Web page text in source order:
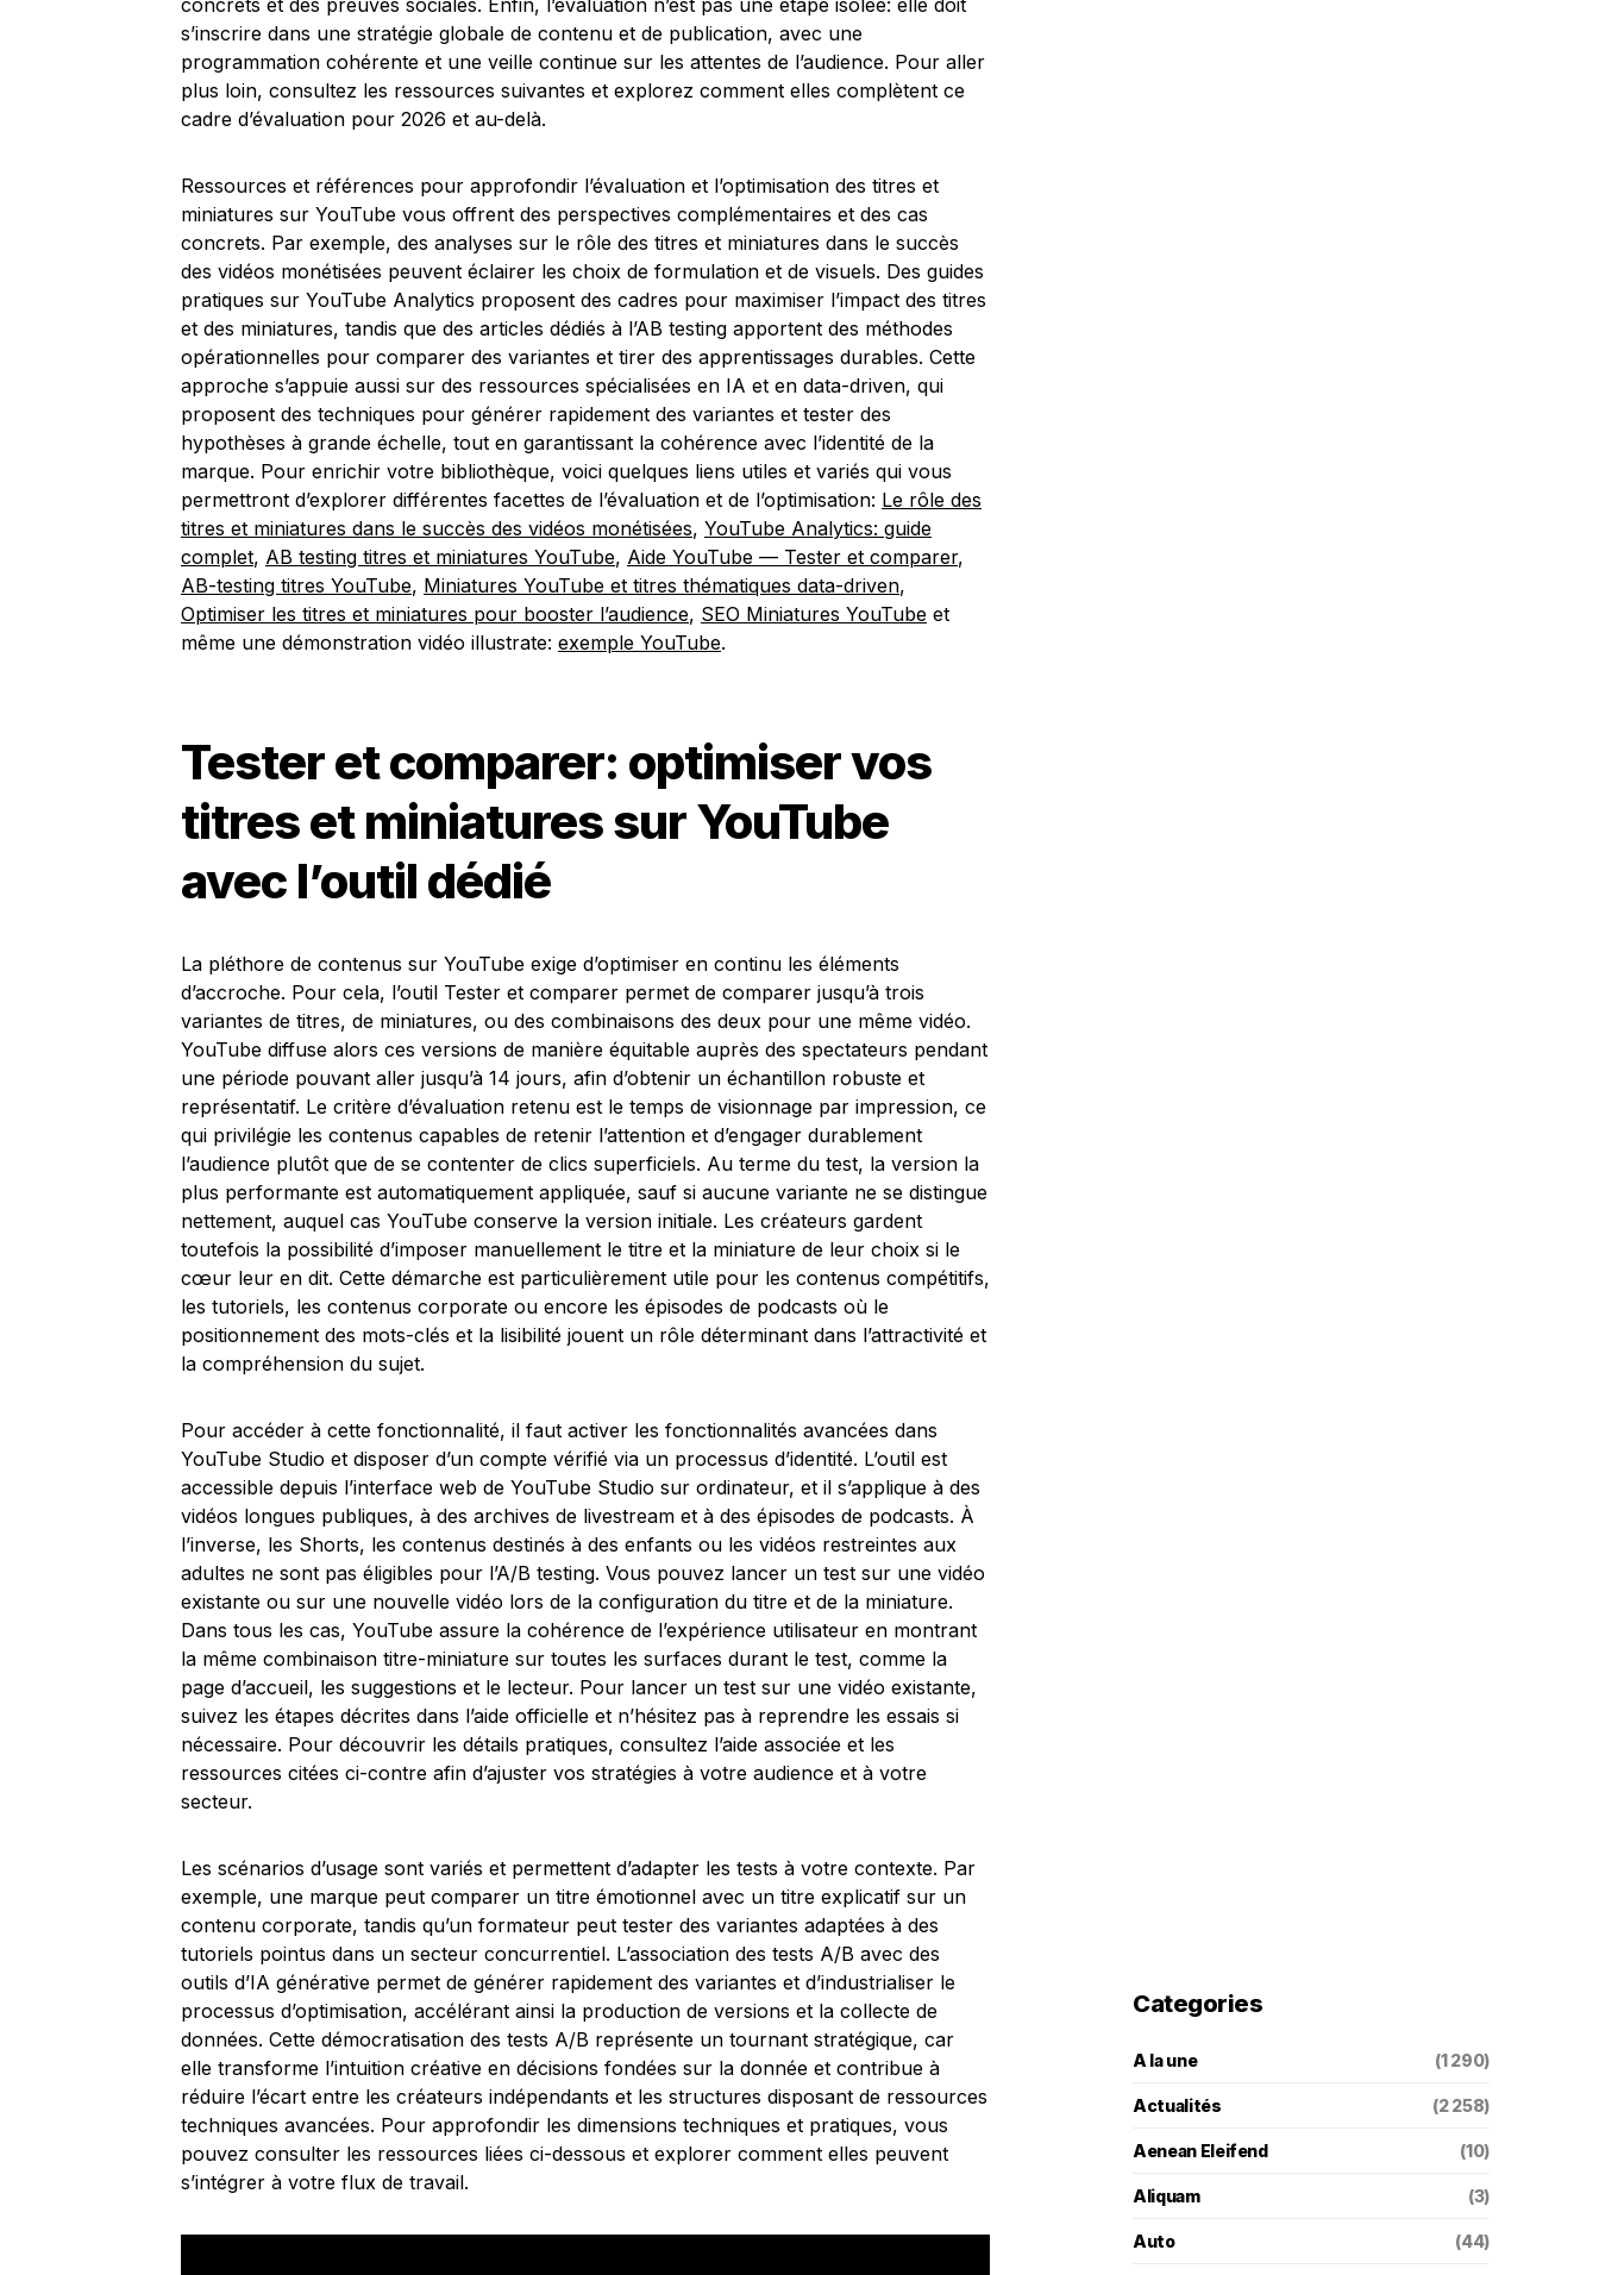
concrets et des preuves sociales. Enfin, l’évaluation n’est pas une étape isolée: elle doit
s’inscrire dans une stratégie globale de contenu et de publication, avec une
programmation cohérente et une veille continue sur les attentes de l’audience. Pour aller
plus loin, consultez les ressources suivantes et explorez comment elles complètent ce
cadre d’évaluation pour 2026 et au-delà.
Ressources et références pour approfondir l’évaluation et l’optimisation des titres et
miniatures sur YouTube vous offrent des perspectives complémentaires et des cas
concrets. Par exemple, des analyses sur le rôle des titres et miniatures dans le succès
des vidéos monétisées peuvent éclairer les choix de formulation et de visuels. Des guides
pratiques sur YouTube Analytics proposent des cadres pour maximiser l’impact des titres
et des miniatures, tandis que des articles dédiés à l’AB testing apportent des méthodes
opérationnelles pour comparer des variantes et tirer des apprentissages durables. Cette
approche s’appuie aussi sur des ressources spécialisées en IA et en data-driven, qui
proposent des techniques pour générer rapidement des variantes et tester des
hypothèses à grande échelle, tout en garantissant la cohérence avec l’identité de la
marque. Pour enrichir votre bibliothèque, voici quelques liens utiles et variés qui vous
permettront d’explorer différentes facettes de l’évaluation et de l’optimisation: Le rôle des
titres et miniatures dans le succès des vidéos monétisées, YouTube Analytics: guide
complet, AB testing titres et miniatures YouTube, Aide YouTube — Tester et comparer,
AB-testing titres YouTube, Miniatures YouTube et titres thématiques data-driven,
Optimiser les titres et miniatures pour booster l’audience, SEO Miniatures YouTube et
même une démonstration vidéo illustrate: exemple YouTube.
Tester et comparer: optimiser vos
titres et miniatures sur YouTube
avec l’outil dédié
La pléthore de contenus sur YouTube exige d’optimiser en continu les éléments
d’accroche. Pour cela, l’outil Tester et comparer permet de comparer jusqu’à trois
variantes de titres, de miniatures, ou des combinaisons des deux pour une même vidéo.
YouTube diffuse alors ces versions de manière équitable auprès des spectateurs pendant
une période pouvant aller jusqu’à 14 jours, afin d’obtenir un échantillon robuste et
représentatif. Le critère d’évaluation retenu est le temps de visionnage par impression, ce
qui privilégie les contenus capables de retenir l’attention et d’engager durablement
l’audience plutôt que de se contenter de clics superficiels. Au terme du test, la version la
plus performante est automatiquement appliquée, sauf si aucune variante ne se distingue
nettement, auquel cas YouTube conserve la version initiale. Les créateurs gardent
toutefois la possibilité d’imposer manuellement le titre et la miniature de leur choix si le
cœur leur en dit. Cette démarche est particulièrement utile pour les contenus compétitifs,
les tutoriels, les contenus corporate ou encore les épisodes de podcasts où le
positionnement des mots-clés et la lisibilité jouent un rôle déterminant dans l’attractivité et
la compréhension du sujet.
Pour accéder à cette fonctionnalité, il faut activer les fonctionnalités avancées dans
YouTube Studio et disposer d’un compte vérifié via un processus d’identité. L’outil est
accessible depuis l’interface web de YouTube Studio sur ordinateur, et il s’applique à des
vidéos longues publiques, à des archives de livestream et à des épisodes de podcasts. À
l’inverse, les Shorts, les contenus destinés à des enfants ou les vidéos restreintes aux
adultes ne sont pas éligibles pour l’A/B testing. Vous pouvez lancer un test sur une vidéo
existante ou sur une nouvelle vidéo lors de la configuration du titre et de la miniature.
Dans tous les cas, YouTube assure la cohérence de l’expérience utilisateur en montrant
la même combinaison titre-miniature sur toutes les surfaces durant le test, comme la
page d’accueil, les suggestions et le lecteur. Pour lancer un test sur une vidéo existante,
suivez les étapes décrites dans l’aide officielle et n’hésitez pas à reprendre les essais si
nécessaire. Pour découvrir les détails pratiques, consultez l’aide associée et les
ressources citées ci-contre afin d’ajuster vos stratégies à votre audience et à votre
secteur.
Les scénarios d’usage sont variés et permettent d’adapter les tests à votre contexte. Par
exemple, une marque peut comparer un titre émotionnel avec un titre explicatif sur un
contenu corporate, tandis qu’un formateur peut tester des variantes adaptées à des
tutoriels pointus dans un secteur concurrentiel. L’association des tests A/B avec des
outils d’IA générative permet de générer rapidement des variantes et d’industrialiser le
processus d’optimisation, accélérant ainsi la production de versions et la collecte de
données. Cette démocratisation des tests A/B représente un tournant stratégique, car
elle transforme l’intuition créative en décisions fondées sur la donnée et contribue à
réduire l’écart entre les créateurs indépendants et les structures disposant de ressources
techniques avancées. Pour approfondir les dimensions techniques et pratiques, vous
pouvez consulter les ressources liées ci-dessous et explorer comment elles peuvent
s’intégrer à votre flux de travail.
Categories
A la une (1 290)
Actualités (2 258)
Aenean Eleifend (10)
Aliquam (3)
Auto (44)